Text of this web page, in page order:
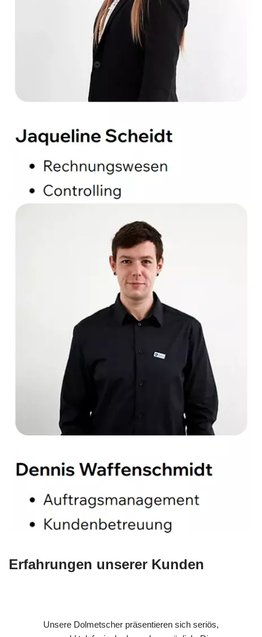
Erfahrungen unserer Kunden
Unsere Dolmetscher präsentieren sich seriös,